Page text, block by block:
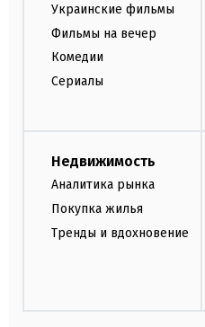
Украинские фильмы
Фильмы на вечер
Комедии
Сериалы
Недвижимость
Аналитика рынка
Покупка жилья
Тренды и вдохновение